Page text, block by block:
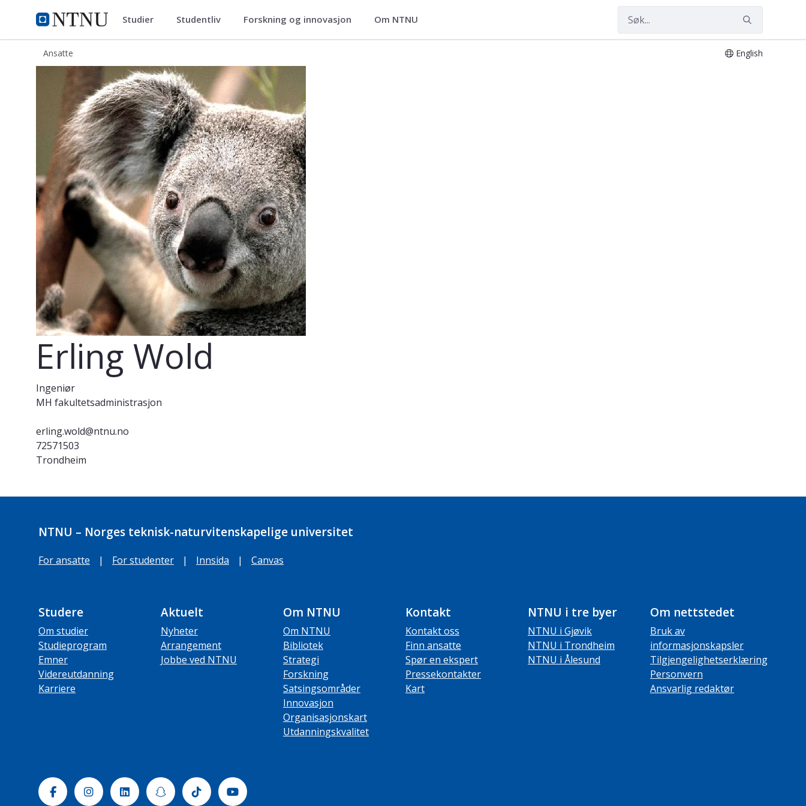
NTNU Hjemmeside
ntnu.no Studier Studentliv Forskning og innovasjon Om NTNU
Ansatte English
Erling Wold
Erling Wold
Ingeniør
MH fakultetsadministrasjon
erling.wold@ntnu.no
72571503
Trondheim
NTNU – Norges teknisk-naturvitenskapelige universitet
For ansatte | For studenter | Innsida | Canvas
Studere
Om studier
Studieprogram
Emner
Videreutdanning
Karriere
Aktuelt
Nyheter
Arrangement
Jobbe ved NTNU
Om NTNU
Om NTNU
Bibliotek
Strategi
Forskning
Satsingsområder
Innovasjon
Organisasjonskart
Utdanningskvalitet
Kontakt
Kontakt oss
Finn ansatte
Spør en ekspert
Pressekontakter
Kart
NTNU i tre byer
NTNU i Gjøvik
NTNU i Trondheim
NTNU i Ålesund
Om nettstedet
Bruk av
informasjonskapsler
Tilgjengelighetserklæring
Personvern
Ansvarlig redaktør
FacebookInstagramLinkedinSnapchatTiktok Youtube